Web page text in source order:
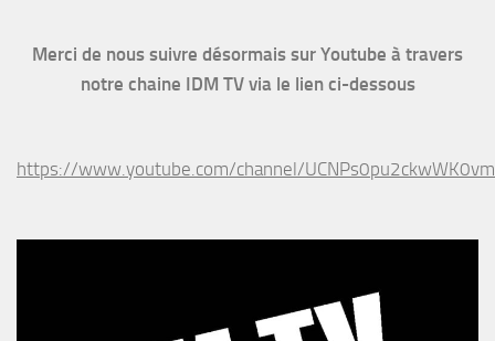
Merci de nous suivre désormais sur Youtube à travers
notre chaine IDM TV via le lien ci-dessous
https://www.youtube.com/channel/